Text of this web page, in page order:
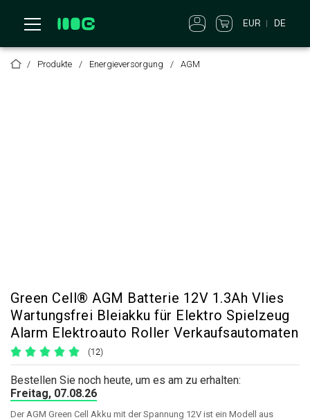
EUR DE
Produkte Energieversorgung AGM
Green Cell® AGM Batterie 12V 1.3Ah Vlies
Wartungsfrei Bleiakku für Elektro Spielzeug
Alarm Elektroauto Roller Verkaufsautomaten
(12)
Bestellen Sie noch heute, um es am zu erhalten:
Freitag, 07.08.26
Der AGM Green Cell Akku mit der Spannung 12V ist ein Modell aus